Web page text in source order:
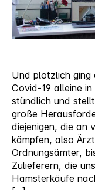
Und plötzlich ging
Covid-19 alleine
stündlich und
große
diejenigen, die an
kämpfen, also
Ordnungsämter,
Zulieferern, die
Hamsterkäufe